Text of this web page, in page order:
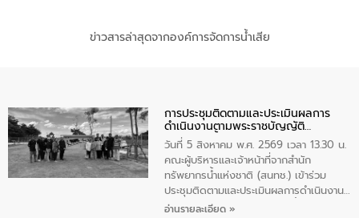
ข่าวสารล่าสุดจากองค์การจัดการน้ำเสีย
การประชุมติดตามและประเมินผลการ
ดำเนินงานตามพระราชบัญญัติ
ทรัพยากรน้ำ พ.ศ. 2561 ประจำ
ปีงบประมาณ พ.ศ. 2569
วันที่ 5 สิงหาคม พ.ศ. 2569 เวลา 13.30 น.
คณะผู้บริหารและเจ้าหน้าที่จากสำนัก
ทรัพยากรน้ำแห่งชาติ (สนทช.) เข้าร่วม
ประชุมติดตามและประเมินผลการดำเนินงาน
ตามพระราชบัญญัติทรัพยากรน้ำ พ.ศ. 2561
อ่านรายละเอียด »